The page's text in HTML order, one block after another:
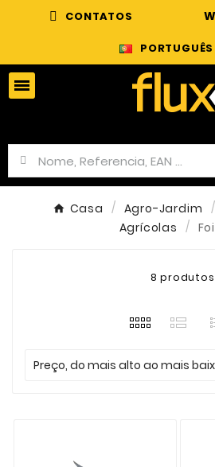
CONTATOS
PORTUGUÊS
Casa Agro-Jardim
Agrícolas
8 produtos
Preço, do mais alto ao mais